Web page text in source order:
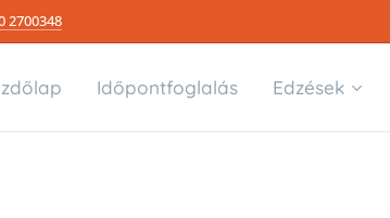
2700348
Időpontfoglalás Edzések